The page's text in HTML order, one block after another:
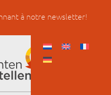
à notre newsletter!